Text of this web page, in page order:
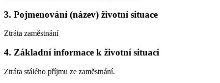
3. Pojmenování (název) životní situace
Ztráta zaměstnání
4. Základní informace k životní situaci
Ztráta stálého příjmu ze zaměstnání.